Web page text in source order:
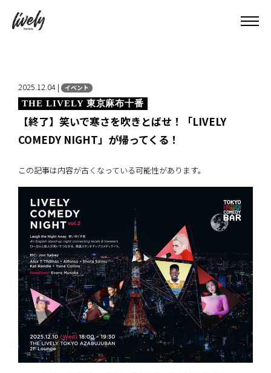
2025.12.04 | イベント
THE LIVELY 東京麻布十番
【終了】笑いで寒さを吹きとばせ！「LIVELY
COMEDY NIGHT」が帰ってくる！
この記事は内容が古くなっている可能性があります。